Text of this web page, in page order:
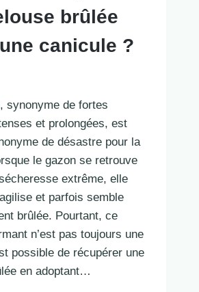
brûlée
canicule ?
synonyme de fortes
et prolongées, est
de désastre pour la
le gazon se retrouve
extrême, elle
et parfois semble
brûlée. Pourtant, ce
n’est pas toujours une
possible de récupérer une
en adoptant…